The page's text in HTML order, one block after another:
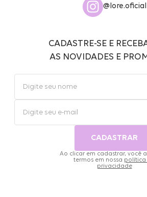
@lore.oficial
CADASTRE-SE E
AS NOVIDADES E
CADASTRAR
Ao clicar em cadastrar, você
termos em nossa política
privacidade